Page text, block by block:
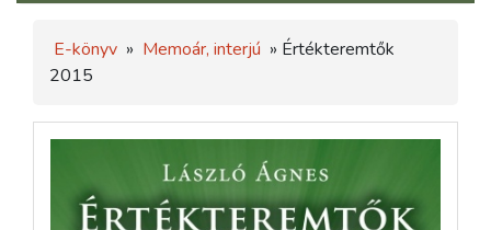
E-könyv » Memoár, interjú » Értékteremtők
2015